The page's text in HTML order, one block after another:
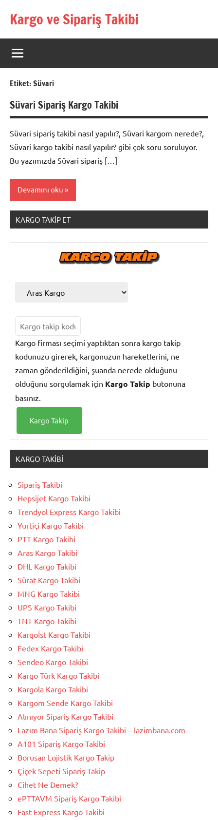
Kargo ve Sipariş Takibi
Kargo
Takip
Rehberi
Etiket:Süvari
Süvari Sipariş Kargo Takibi
Süvari sipariş takibi nasıl yapılır?, Süvari kargom nerede?,
Süvari kargo takibi nasıl yapılır? gibi çok soru soruluyor.
Bu yazımızda Süvari sipariş […]
Devamını oku
Kargo
Takip
KARGO TAKIP ET
Kargo firması seçimi yaptıktan sonra kargo takip
kodunuzu girerek, kargonuzun hareketlerini, ne
zaman gönderildiğini, şuanda nerede olduğunu
olduğunu sorgulamak için Kargo Takip butonuna
basınız.
KARGO TAKIBI
Sipariş Takibi
Hepsijet Kargo Takibi
Trendyol Express Kargo Takibi
Yurtiçi Kargo Takibi
PTT Kargo Takibi
Aras Kargo Takibi
DHL Kargo Takibi
Sürat Kargo Takibi
MNG Kargo Takibi
UPS Kargo Takibi
TNT Kargo Takibi
Kargoİst Kargo Takibi
Fedex Kargo Takibi
Sendeo Kargo Takibi
Kargo Türk Kargo Takibi
Kargola Kargo Takibi
Kargom Sende Kargo Takibi
Alınıyor Sipariş Kargo Takibi
Lazım Bana Sipariş Kargo Takibi – lazimbana.com
A101 Sipariş Kargo Takibi
Borusan Lojistik Kargo Takip
Çiçek Sepeti Sipariş Takip
Cihet Ne Demek?
ePTTAVM Sipariş Kargo Takibi
Fast Express Kargo Takibi